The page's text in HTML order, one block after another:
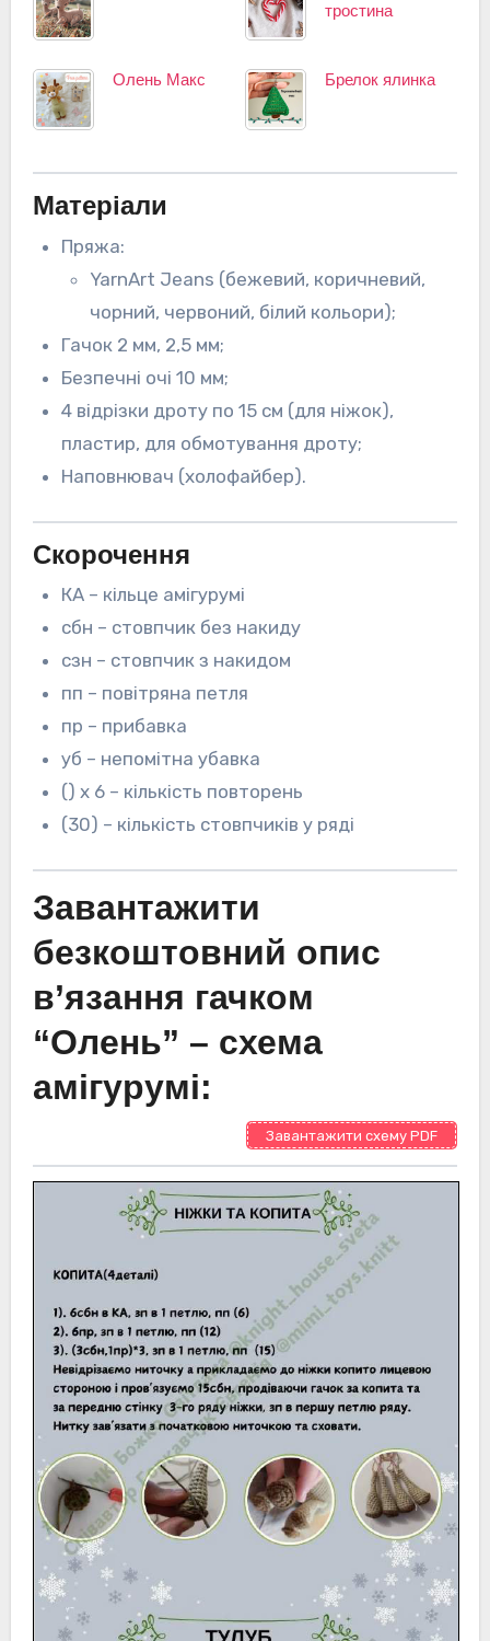
тростина
Олень Макс Брелок ялинка
Матеріали
Пряжа:
YarnArt Jeans (бежевий, коричневий,
чорний, червоний, білий кольори);
Гачок 2 мм, 2,5 мм;
Безпечні очі 10 мм;
4 відрізки дроту по 15 см (для ніжок),
пластир, для обмотування дроту;
Наповнювач (холофайбер).
Скорочення
КА – кільце амігурумі
сбн – стовпчик без накиду
сзн – стовпчик з накидом
пп – повітряна петля
пр – прибавка
уб – непомітна убавка
() х 6 – кількість повторень
(30) – кількість стовпчиків у ряді
Завантажити
безкоштовний опис
в’язання гачком
“Олень” – схема
амігурумі:
Завантажити схему PDF